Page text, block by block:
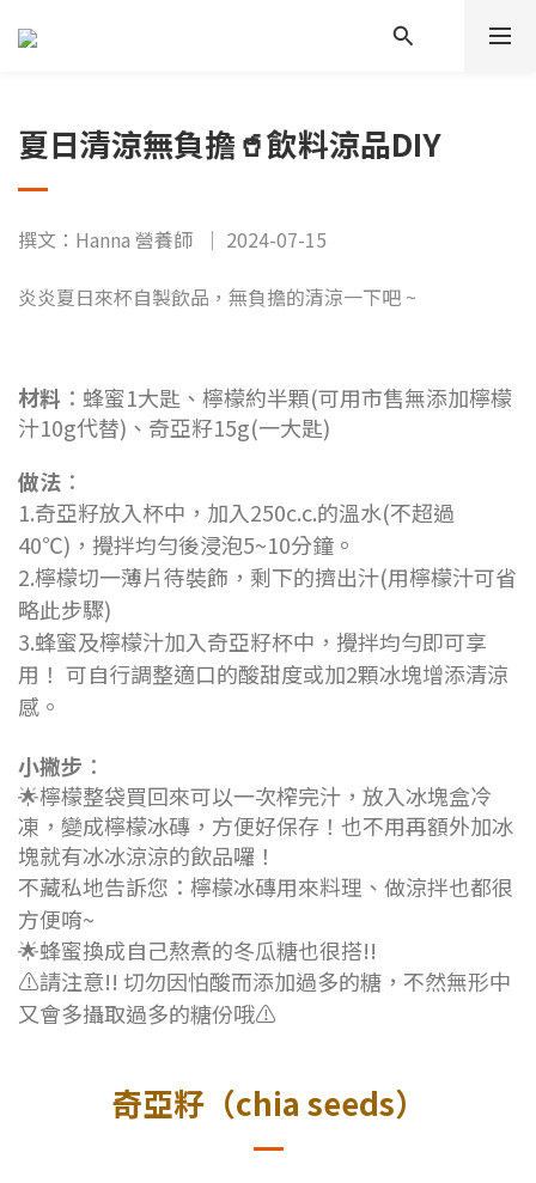
夏日清涼無負擔🥤飲料涼品DIY
撰文：Hanna 營養師 ｜ 2024-07-15
炎炎夏日來杯自製飲品，無負擔的清涼一下吧 ~
材料 ：蜂蜜1大匙、檸檬約半顆(可用市售無添加檸檬
汁10g代替)、奇亞籽15g(一大匙)
做法 ：
1.奇亞籽放入杯中，加入250c.c.的溫水(不超過
40℃)，攪拌均勻後浸泡5~10分鐘。
2.檸檬切一薄片待裝飾，剩下的擠出汁(用檸檬汁可省
略此步驟)
3.蜂蜜及檸檬汁加入奇亞籽杯中，攪拌均勻即可享
用！ 可自行調整適口的酸甜度或加2顆冰塊增添清涼
感。
小撇步 ：
🌟檸檬整袋買回來可以一次榨完汁，放入冰塊盒冷
凍，變成檸檬冰磚，方便好保存！也不用再額外加冰
塊就有冰冰涼涼的飲品囉！
不藏私地告訴您：檸檬冰磚用來料理、做涼拌也都很
方便唷~
🌟蜂蜜換成自己熬煮的冬瓜糖也很搭!!
⚠️請注意!! 切勿因怕酸而添加過多的糖，不然無形中
又會多攝取過多的糖份哦⚠️
奇亞籽（chia seeds）